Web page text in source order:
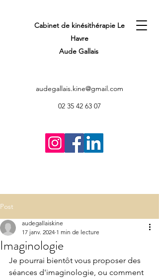
Cabinet de kinésithérapie Le
Havre
Aude Gallais
audegallais.kine@gmail.com
02 35 42 63 07
Contact
Post
Imaginologie
audegallaiskine
17 janv. 2024 1 min de lecture
Je pourrai bientôt vous proposer des
séances d'imaginologie, ou comment